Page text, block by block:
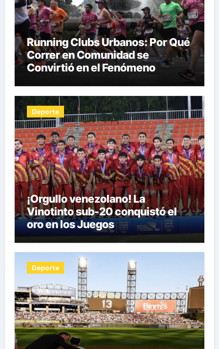
Running Clubs Urbanos: Por Qué
Correr en Comunidad se
Convirtió en el Fenómeno
Fitness del Siglo XXI por Herman
Pocaterra
Deporte
¡Orgullo venezolano! La
Vinotinto sub-20 conquistó el
oro en los Juegos
Centroamericanos y del Caribe
tras unos dramáticos penales
Deporte